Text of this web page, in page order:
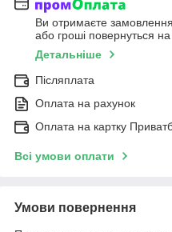
Ви отримаєте замовлення
або гроші повернуться
Детальніше
Післяплата
Оплата на рахунок
Оплата на картку
Всі умови оплати
Умови повернення